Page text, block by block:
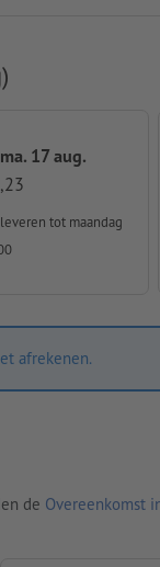
17 aug.
tot maandag
afrekenen.
de Overeenkomst